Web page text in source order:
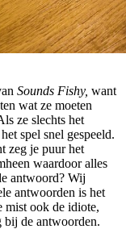
Sounds Fishy, want
wat ze moeten
ze slechts het
spel snel gespeeld.
zeg je puur het
waardoor alles
antwoord? Wij
antwoorden is het
mist ook de idiote,
bij de antwoorden.